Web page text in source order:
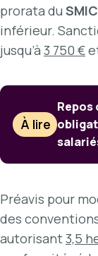
prorata du
inférieur.
jusqu’à 3 750 €
À lire
Préavis pour
des
autorisant3,5